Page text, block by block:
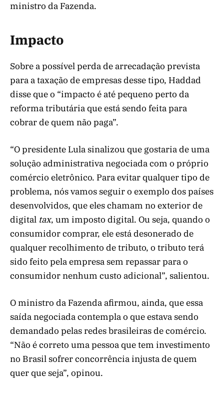
ministro da Fazenda.
Impacto
Sobre a possível perda de arrecadação prevista
para a taxação de empresas desse tipo, Haddad
disse que o “impacto é até pequeno perto da
reforma tributária que está sendo feita para
cobrar de quem não paga”.
“O presidente Lula sinalizou que gostaria de uma
solução administrativa negociada com o próprio
comércio eletrônico. Para evitar qualquer tipo de
problema, nós vamos seguir o exemplo dos países
desenvolvidos, que eles chamam no exterior de
digital tax, um imposto digital. Ou seja, quando o
consumidor comprar, ele está desonerado de
qualquer recolhimento de tributo, o tributo terá
sido feito pela empresa sem repassar para o
consumidor nenhum custo adicional”, salientou.
O ministro da Fazenda afirmou, ainda, que essa
saída negociada contempla o que estava sendo
demandado pelas redes brasileiras de comércio.
“Não é correto uma pessoa que tem investimento
no Brasil sofrer concorrência injusta de quem
quer que seja”, opinou.